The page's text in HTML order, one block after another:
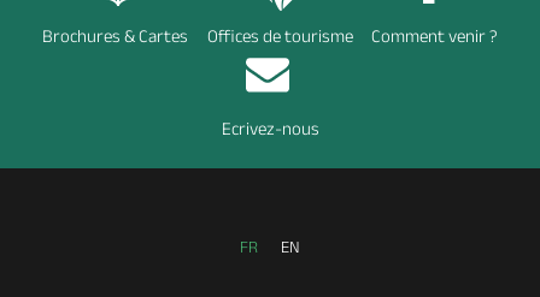
Brochures & Cartes Offices de tourisme Comment venir ?
Ecrivez-nous
FR EN